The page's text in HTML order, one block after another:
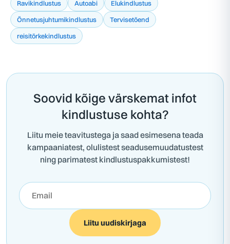
Ravikindlustus
Autoabi
Elukindlustus
Õnnetusjuhtumikindlustus
Tervisetõend
reisitõrkekindlustus
Soovid kõige värskemat infot
kindlustuse kohta?
Liitu meie teavitustega ja saad esimesena teada
kampaaniatest, olulistest seadusemuudatustest
ning parimatest kindlustuspakkumistest!
Liitu uudiskirjaga